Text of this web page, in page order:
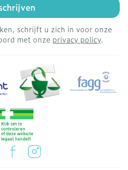
schrijft u zich in voor onze
met onze privacy policy.